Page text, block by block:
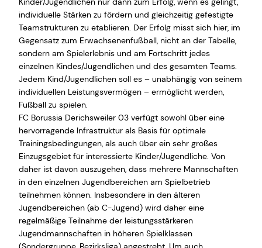
individuelle Stärken zu fördern und gleichzeitig gefestigte
Teamstrukturen zu etablieren. Der Erfolg misst sich hier, im
Gegensatz zum Erwachsenenfußball, nicht an der Tabelle,
sondern am Spielerlebnis und am Fortschritt jedes
einzelnen Kindes/Jugendlichen und des gesamten Teams.
Jedem Kind/Jugendlichen soll es – unabhängig von seinem
individuellen Leistungsvermögen – ermöglicht werden,
Fußball zu spielen.
FC Borussia Derichsweiler 03 verfügt sowohl über eine
hervorragende Infrastruktur als Basis für optimale
Trainingsbedingungen, als auch über ein sehr großes
Einzugsgebiet für interessierte Kinder/Jugendliche. Von
daher ist davon auszugehen, dass mehrere Mannschaften
in den einzelnen Jugendbereichen am Spielbetrieb
teilnehmen können. Insbesondere in den älteren
Jugendbereichen (ab C-Jugend) wird daher eine
regelmäßige Teilnahme der leistungsstärkeren
Jugendmannschaften in höheren Spielklassen